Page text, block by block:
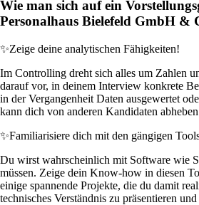
Wie man sich auf ein
Personalhaus Bielefeld GmbH &
✨Zeige deine analytischen Fähigkeiten!
Im Controlling dreht sich alles um Zahlen
darauf vor, in deinem Interview konkrete
in der Vergangenheit Daten ausgewertet
kann dich von anderen Kandidaten
✨Familiarisiere dich mit den gängigen
Du wirst wahrscheinlich mit Software wie
müssen. Zeige dein Know-how in diesen
einige spannende Projekte, die du damit
technisches Verständnis zu präsentieren